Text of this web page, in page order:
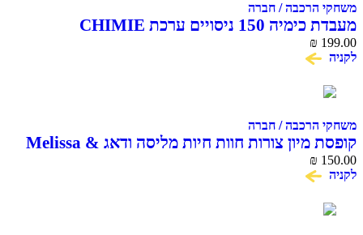
/ חברה
מעבדת כימיה 150 ניסויים ערכת CHIMIE
₪
/ חברה
קופסת מיון צורות חוות חיות מליסה ודאג Melissa &
₪